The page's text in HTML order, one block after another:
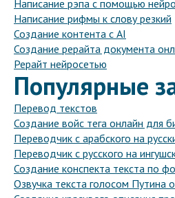
Написание рэпа с помощью
Написание рифмы к слову резкий
Создание контента с AI
Создание рерайта документа
Рерайт нейросетью
Популярные
Перевод текстов
Создание войс тега онлайн для
Переводчик с арабского на
Переводчик с русского на
Создание конспекта текста по
Озвучка текста голосом Путина